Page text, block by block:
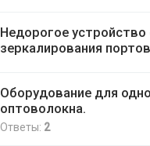
Недорогое устройство
зеркалирования портов
Оборудование для
оптоволокна.
Ответы: 2